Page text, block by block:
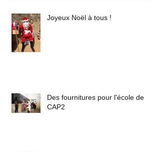
Joyeux Noël à tous !
Des fournitures pour l'école de
CAP2